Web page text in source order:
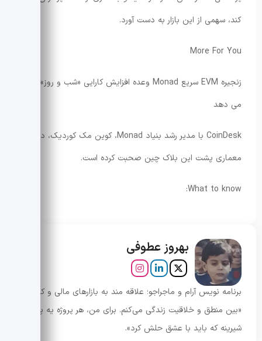
کند، سهمی از این بازار به دست آورد.
More For You
زنجیره EVM سریع Monad وعده افزایش کارایی «شب و روز» را
می دهد
CoinDesk با مدیر رشد بنیاد Monad، کوین مک کوردیک، درباره
معماری پشت این بلاک چین صحبت کرده است.
What to know:
بهروز عطوفی
برنامه نویس آرام و ماجراجو؛ علاقه مند به بازارهای مالی و کریپتو.
«بین منطق و خلاقیت زندگی می‌کنم. برای من، هر پروژه یه پازل
شیرینه که باید با عشق حلش کرد».